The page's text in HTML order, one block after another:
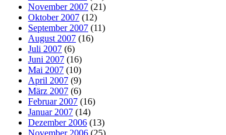
November 2007 (21)
Oktober 2007 (12)
September 2007 (11)
August 2007 (16)
Juli 2007 (6)
Juni 2007 (16)
Mai 2007 (10)
April 2007 (9)
März 2007 (6)
Februar 2007 (16)
Januar 2007 (14)
Dezember 2006 (13)